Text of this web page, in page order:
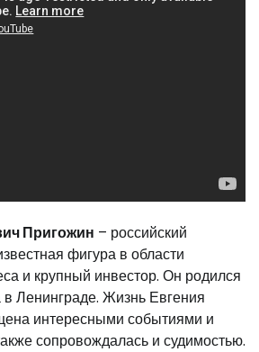
Пригожин – российский
фигура в области
и крупный инвестор. Он родился
в Ленинграде. Жизнь Евгения
интересными событиями и
сопровождалась и судимостью.